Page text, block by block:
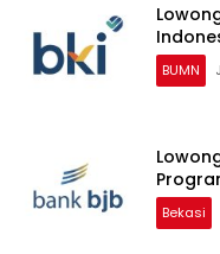
BUMN
Bekasi